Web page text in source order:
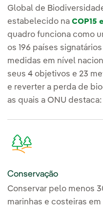
Global de
estabelecido na COP15
quadro funciona como
os 196 países
medidas em nível
seus 4 objetivos e 23
e reverter a perda de
as quais a ONU destaca:
Conservação
Conservar pelo menos
marinhas e costeiras